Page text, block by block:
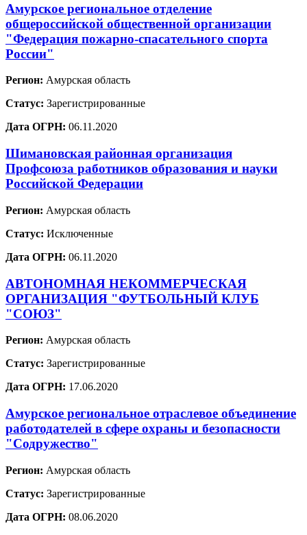
Амурское региональное отделение
общероссийской общественной организации
"Федерация пожарно-спасательного спорта
России"
Регион: Амурская область
Статус: Зарегистрированные
Дата ОГРН: 06.11.2020
Шимановская районная организация
Профсоюза работников образования и науки
Российской Федерации
Регион: Амурская область
Статус: Исключенные
Дата ОГРН: 06.11.2020
АВТОНОМНАЯ НЕКОММЕРЧЕСКАЯ
ОРГАНИЗАЦИЯ "ФУТБОЛЬНЫЙ КЛУБ
"СОЮЗ"
Регион: Амурская область
Статус: Зарегистрированные
Дата ОГРН: 17.06.2020
Амурское региональное отраслевое объединение
работодателей в сфере охраны и безопасности
"Содружество"
Регион: Амурская область
Статус: Зарегистрированные
Дата ОГРН: 08.06.2020